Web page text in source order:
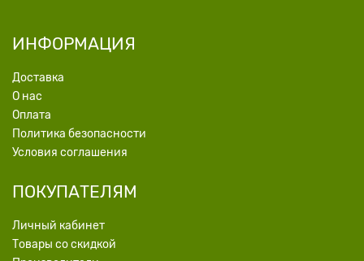
ИНФОРМАЦИЯ
Доставка
О нас
Оплата
Политика безопасности
Условия соглашения
ПОКУПАТЕЛЯМ
Личный кабинет
Товары со скидкой